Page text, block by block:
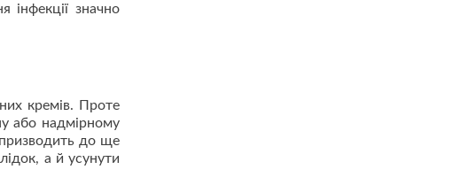
значно
кремів. Проте
або надмірному
призводить до ще
а й усунути